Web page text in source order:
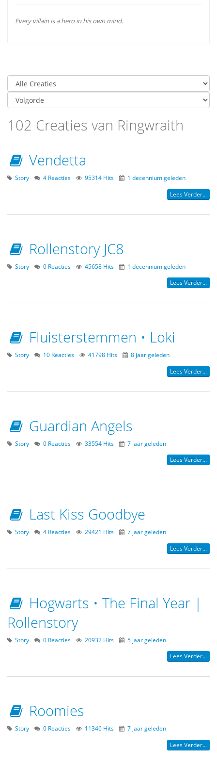
Every villain is a hero in his own mind.
102 Creaties van Ringwraith
Vendetta
Story 4 Reacties 95314 Hits 1 decennium geleden
Lees Verder...
Rollenstory JC8
Story 0 Reacties 45658 Hits 1 decennium geleden
Lees Verder...
Fluisterstemmen • Loki
Story 10 Reacties 41798 Hits 8 jaar geleden
Lees Verder...
Guardian Angels
Story 0 Reacties 33554 Hits 7 jaar geleden
Lees Verder...
Last Kiss Goodbye
Story 4 Reacties 29421 Hits 7 jaar geleden
Lees Verder...
Hogwarts • The Final Year |
Rollenstory
Story 0 Reacties 20932 Hits 5 jaar geleden
Lees Verder...
Roomies
Story 0 Reacties 11346 Hits 7 jaar geleden
Lees Verder...